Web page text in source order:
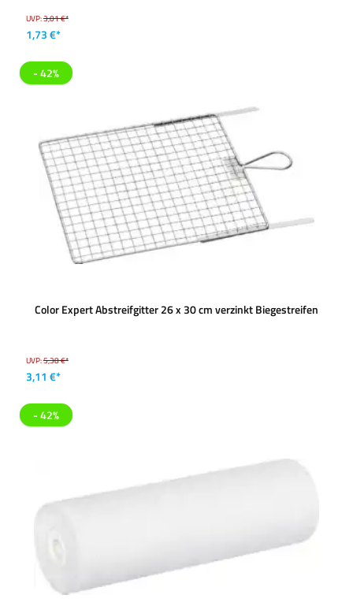
UVP:3,01 €*
1,73 €*
- 42%
Color Expert Abstreifgitter 26 x 30 cm verzinkt Biegestreifen
UVP:5,38 €*
3,11 €*
- 42%